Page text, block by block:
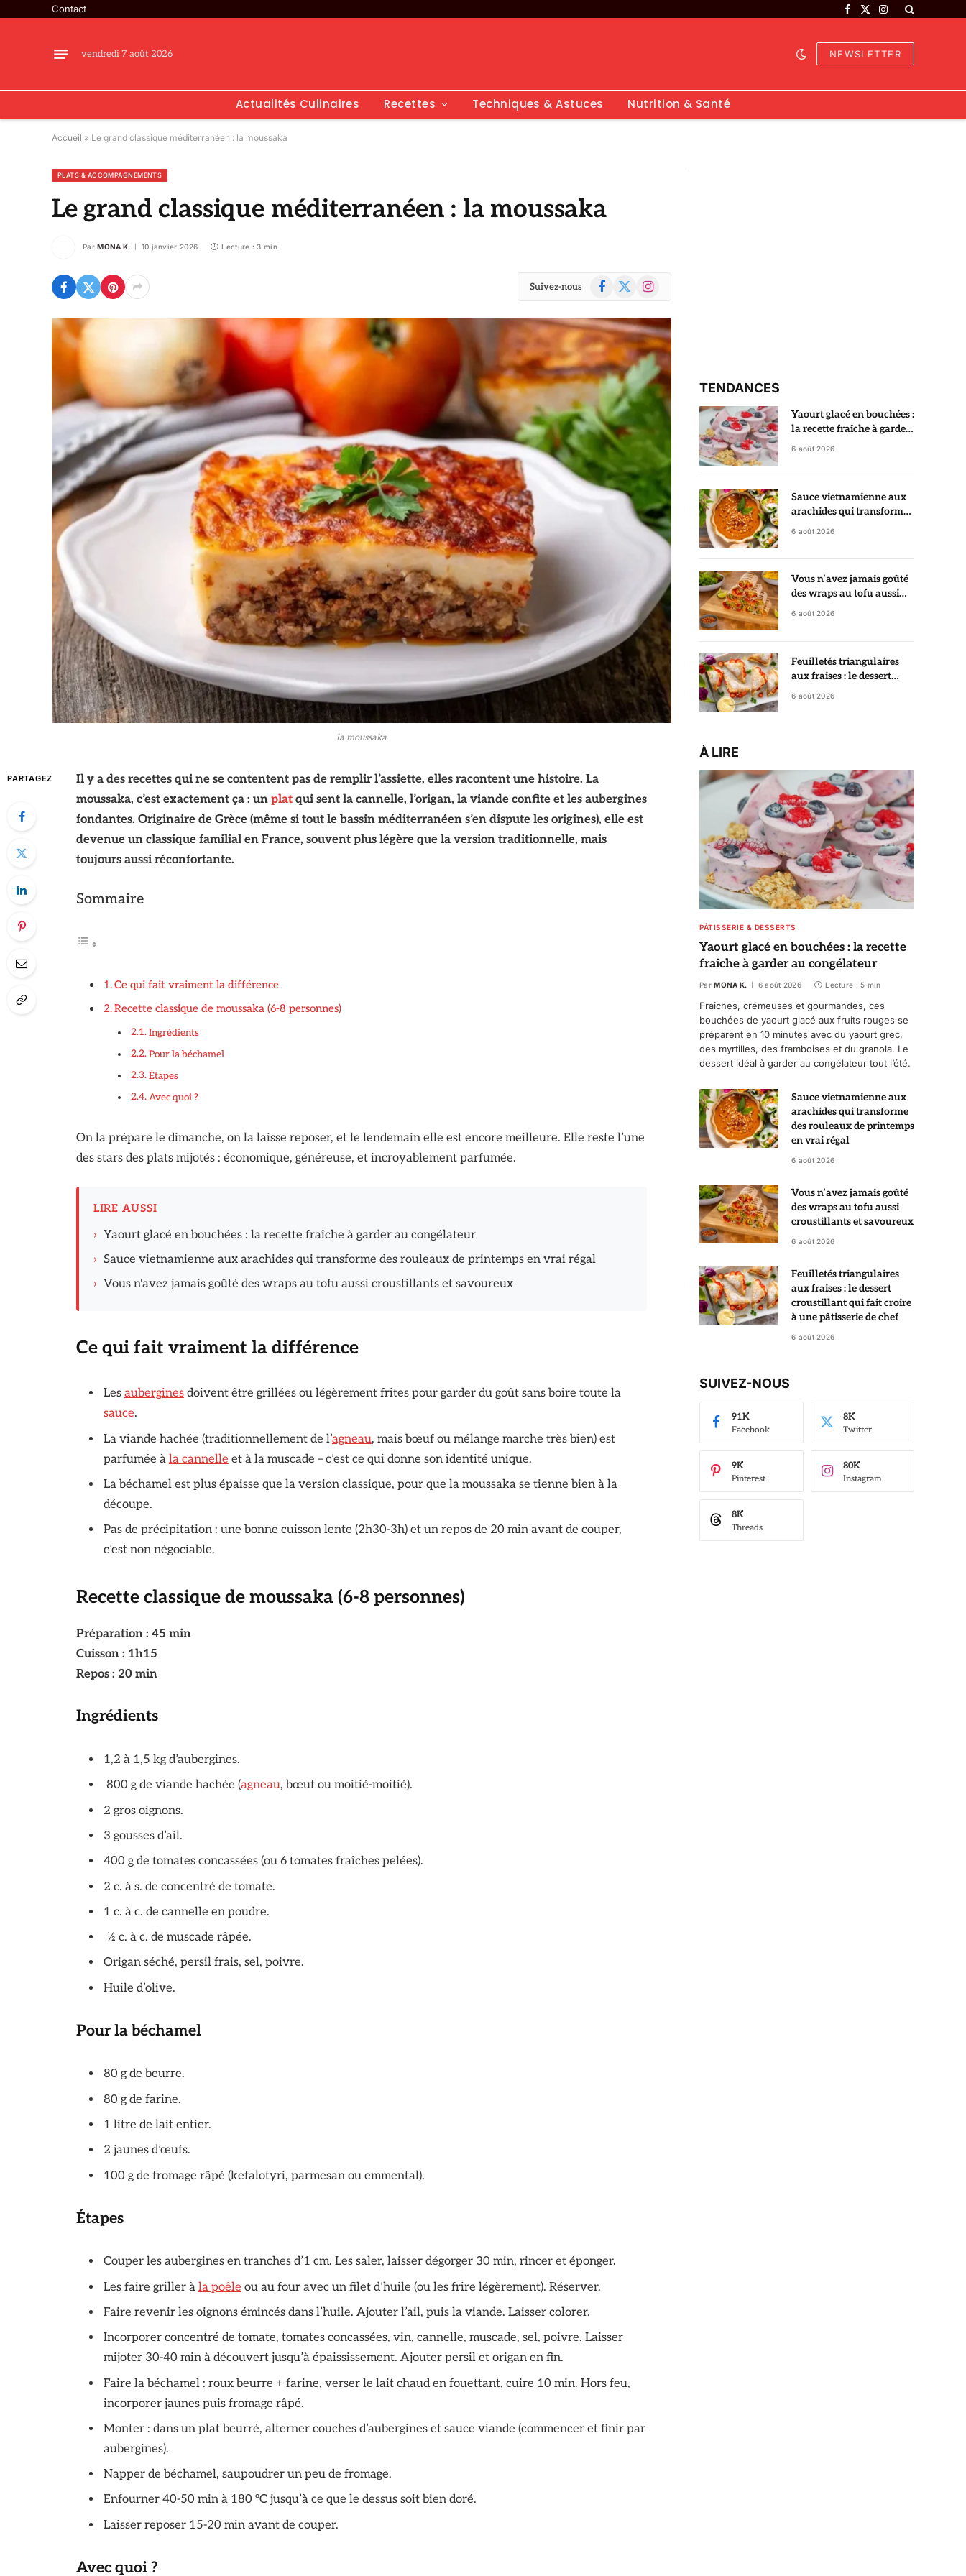
Contact
Facebook
X
Instagram
vendredi 7 août 2026 NEWSLETTER
Actualités Culinaires Recettes Techniques & Astuces Nutrition & Santé
Accueil » Le grand classique méditerranéen : la moussaka
PLATS & ACCOMPAGNEMENTS
Le grand classique méditerranéen : la moussaka
Par MONA K. 10 janvier 2026 Lecture : 3 min
Suivez-nous Facebook
X
Instagram
la moussaka
PARTAGEZ
Il y a des recettes qui ne se contentent pas de remplir l’assiette, elles racontent une histoire. La
moussaka, c’est exactement ça : un platqui sent la cannelle, l’origan, la viande confite et les aubergines
fondantes. Originaire de Grèce (même si tout le bassin méditerranéen s’en dispute les origines), elle est
devenue un classique familial en France, souvent plus légère que la version traditionnelle, mais
toujours aussi réconfortante.
Sommaire
Ce qui fait vraiment la différence
Recette classique de moussaka (6-8 personnes)
Ingrédients
Pour la béchamel
Étapes
Avec quoi ?
On la prépare le dimanche, on la laisse reposer, et le lendemain elle est encore meilleure. Elle reste l’une
des stars des plats mijotés : économique, généreuse, et incroyablement parfumée.
LIRE AUSSI
› Yaourt glacé en bouchées : la recette fraîche à garder au congélateur
› Sauce vietnamienne aux arachides qui transforme des rouleaux de printemps en vrai régal
› Vous n'avez jamais goûté des wraps au tofu aussi croustillants et savoureux
Ce qui fait vraiment la différence
Les auberginesdoivent être grillées ou légèrement frites pour garder du goût sans boire toute la
sauce.
La viande hachée (traditionnellement de l’agneau, mais bœuf ou mélange marche très bien) est
parfumée à la cannelle et à la muscade – c’est ce qui donne son identité unique.
La béchamel est plus épaisse que la version classique, pour que la moussaka se tienne bien à la
découpe.
Pas de précipitation : une bonne cuisson lente (2h30-3h) et un repos de 20 min avant de couper,
c’est non négociable.
Recette classique de moussaka (6-8 personnes)
Préparation : 45 min
Cuisson : 1h15
Repos : 20 min
Ingrédients
1,2 à 1,5 kg d’aubergines.
800 g de viande hachée (agneau, bœuf ou moitié-moitié).
2 gros oignons.
3 gousses d’ail.
400 g de tomates concassées (ou 6 tomates fraîches pelées).
2 c. à s. de concentré de tomate.
1 c. à c. de cannelle en poudre.
½ c. à c. de muscade râpée.
Origan séché, persil frais, sel, poivre.
Huile d’olive.
Pour la béchamel
80 g de beurre.
80 g de farine.
1 litre de lait entier.
2 jaunes d’œufs.
100 g de fromage râpé (kefalotyri, parmesan ou emmental).
Étapes
Couper les aubergines en tranches d’1 cm. Les saler, laisser dégorger 30 min, rincer et éponger.
Les faire griller à la poêle ou au four avec un filet d’huile (ou les frire légèrement). Réserver.
Faire revenir les oignons émincés dans l’huile. Ajouter l’ail, puis la viande. Laisser colorer.
Incorporer concentré de tomate, tomates concassées, vin, cannelle, muscade, sel, poivre. Laisser
mijoter 30-40 min à découvert jusqu’à épaississement. Ajouter persil et origan en fin.
Faire la béchamel : roux beurre + farine, verser le lait chaud en fouettant, cuire 10 min. Hors feu,
incorporer jaunes puis fromage râpé.
Monter : dans un plat beurré, alterner couches d’aubergines et sauce viande (commencer et finir par
aubergines).
Napper de béchamel, saupoudrer un peu de fromage.
Enfourner 40-50 min à 180 °C jusqu’à ce que le dessus soit bien doré.
Laisser reposer 15-20 min avant de couper.
Avec quoi ?
TENDANCES
Yaourt glacé en bouchées :
la recette fraîche à garder
au congélateur
6 août 2026
Sauce vietnamienne aux
arachides qui transforme
des rouleaux de printemps
6 août 2026
Vous n’avez jamais goûté
des wraps au tofu aussi
croustillants et savoureux
6 août 2026
Feuilletés triangulaires
aux fraises : le dessert
croustillant qui fait croire
6 août 2026
À LIRE
PÂTISSERIE & DESSERTS
Yaourt glacé en bouchées : la recette
fraîche à garder au congélateur
Par MONA K. 6 août 2026 Lecture : 5 min
Fraîches, crémeuses et gourmandes, ces
bouchées de yaourt glacé aux fruits rouges se
préparent en 10 minutes avec du yaourt grec,
des myrtilles, des framboises et du granola. Le
dessert idéal à garder au congélateur tout l’été.
Sauce vietnamienne aux
arachides qui transforme
des rouleaux de printemps
en vrai régal
6 août 2026
Vous n’avez jamais goûté
des wraps au tofu aussi
croustillants et savoureux
6 août 2026
Feuilletés triangulaires
aux fraises : le dessert
croustillant qui fait croire
à une pâtisserie de chef
6 août 2026
SUIVEZ-NOUS
Facebook
91K
Twitter
8K
Pinterest
9K
Instagram
80K
Threads
8K